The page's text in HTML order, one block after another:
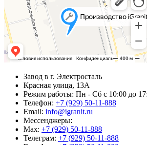
Завод в г. Электросталь
Красная улица, 13А
Режим работы: Пн - Сб с 10:00 до
Телефон: +7 (929) 50-11-888
Email: info@igranit.ru
Мессенджеры:
Мах: +7 (929) 50-11-888
Телеграм: +7 (929) 50-11-888